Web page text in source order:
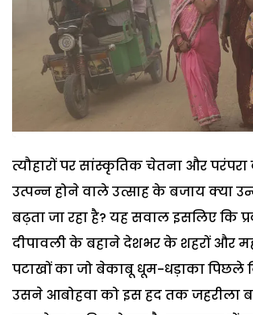
त्यौहारों पर सांस्कृतिक चेतना और परंपरा
उत्पन्न होने वाले उत्साह के बजाय क्या
बढ़ता जा रहा है? यह सवाल इसलिए कि
दीपावली के बहाने देशभर के शहरों और
पटाखों का जो बेकाबू धूम-धड़ाका पिछले
उसने आबोहवा को इस हद तक जहरीला